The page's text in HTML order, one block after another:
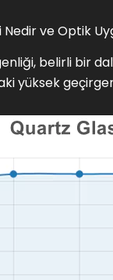
ve Optik
belirli bir
yüksek